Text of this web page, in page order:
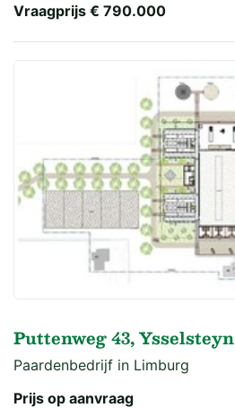
Vraagprijs € 790.000
Puttenweg 43, Ysselsteyn
Paardenbedrijf in Limburg
Prijs op aanvraag